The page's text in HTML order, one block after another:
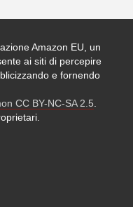
Amazon EU, un
ai siti di percepire
e fornendo
CC BY-NC-SA 2.5